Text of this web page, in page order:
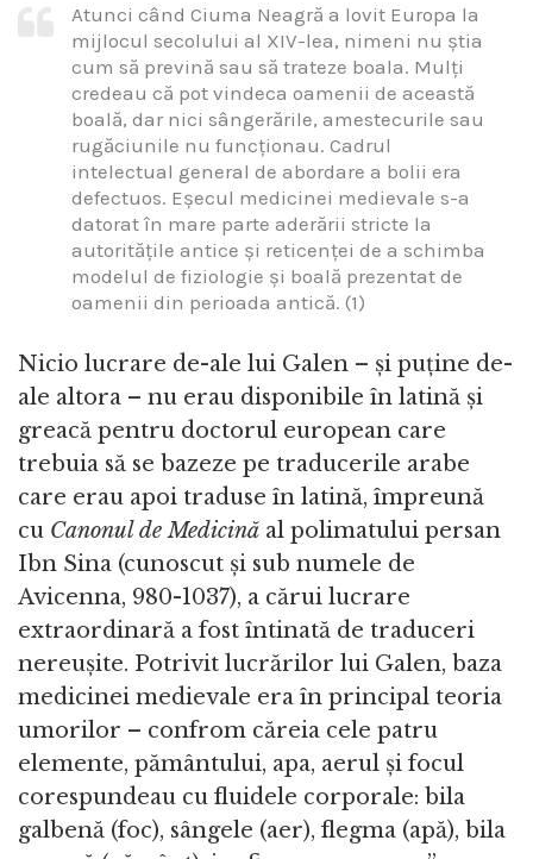
Atunci când Ciuma Neagră a lovit Europa la
mijlocul secolului al XIV-lea, nimeni nu știa
cum să prevină sau să trateze boala. Mulți
credeau că pot vindeca oamenii de această
boală, dar nici sângerările, amestecurile sau
rugăciunile nu funcționau. Cadrul
intelectual general de abordare a bolii era
defectuos. Eșecul medicinei medievale s-a
datorat în mare parte aderării stricte la
autoritățile antice și reticenței de a schimba
modelul de fiziologie și boală prezentat de
oamenii din perioada antică. (1)
Nicio lucrare de-ale lui Galen – și puține de-
ale altora – nu erau disponibile în latină și
greacă pentru doctorul european care
trebuia să se bazeze pe traducerile arabe
care erau apoi traduse în latină, împreună
cu Canonul de Medicină al polimatului persan
Ibn Sina (cunoscut și sub numele de
Avicenna, 980-1037), a cărui lucrare
extraordinară a fost întinată de traduceri
nereușite. Potrivit lucrărilor lui Galen, baza
medicinei medievale era în principal teoria
umorilor – confrom căreia cele patru
elemente, pământului, apa, aerul și focul
corespundeau cu fluidele corporale: bila
galbenă (foc), sângele (aer), flegma (apă), bila